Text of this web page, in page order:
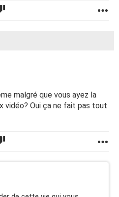
malgré que vous ayez la
vidéo? Oui ça ne fait pas tout